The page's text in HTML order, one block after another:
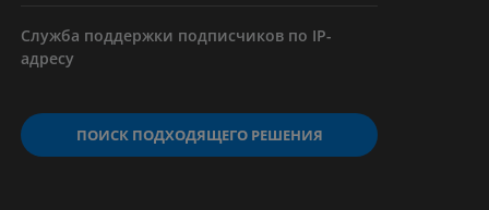
Служба поддержки подписчиков по IP-
адресу
ПОИСК ПОДХОДЯЩЕГО РЕШЕНИЯ